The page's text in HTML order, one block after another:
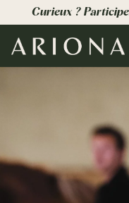
Curieux ?